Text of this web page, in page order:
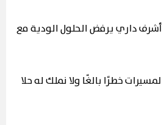
داري يرفض الحلول الودية مع
خطرًا بالغًا ولا نملك له حلا